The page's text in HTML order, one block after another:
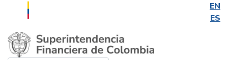
EN
ES
Saltar al contenido principal